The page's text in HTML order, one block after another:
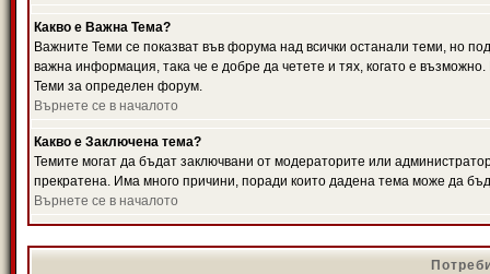
Какво е Важна Тема?
Важните Теми се показват във форума над всички останали теми,
важна информация, така че е добре да четете и тях, когато е
Теми за определен форум.
Върнете се в началото
Какво е Заключена тема?
Темите могат да бъдат заключвани от модераторите или
прекратена. Има много причини, поради които дадена тема може да
Върнете се в началото